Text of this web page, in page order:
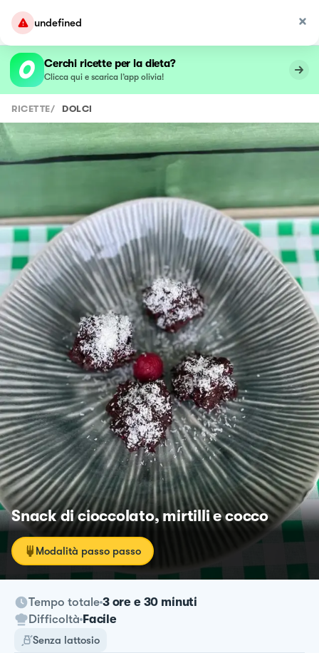
undefined
Cerchi ricette per la dieta?
Clicca qui e scarica l’app olivia!
RICETTE/ DOLCI
Snack di cioccolato, mirtilli e cocco
Modalità passo passo
Tempo totale 3 ore e 30 minuti
Difficoltà Facile
Senza lattosio